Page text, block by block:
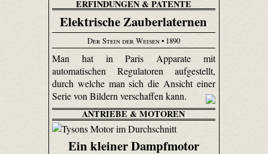
ERFINDUNGEN & PATENTE
Elektrische Zauberlaternen
Der Stein der Weisen• 1890
Man hat in Paris Apparate mit
automatischen Regulatoren aufgestellt,
durch welche man sich die Ansicht einer
Serie von Bildern verschaffen kann.
ANTRIEBE & MOTOREN
Ein kleiner Dampfmotor